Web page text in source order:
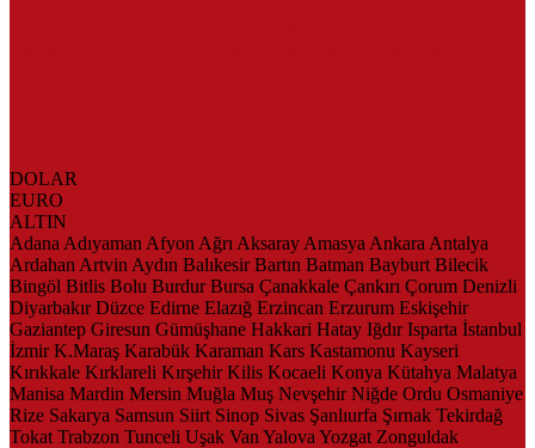
DOLAR
EURO
ALTIN
Adana Adıyaman Afyon Ağrı Aksaray Amasya Ankara Antalya
Ardahan Artvin Aydın Balıkesir Bartın Batman Bayburt Bilecik
Bingöl Bitlis Bolu Burdur Bursa Çanakkale Çankırı Çorum Denizli
Diyarbakır Düzce Edirne Elazığ Erzincan Erzurum Eskişehir
Gaziantep Giresun Gümüşhane Hakkari Hatay Iğdır Isparta İstanbul
İzmir K.Maraş Karabük Karaman Kars Kastamonu Kayseri
Kırıkkale Kırklareli Kırşehir Kilis Kocaeli Konya Kütahya Malatya
Manisa Mardin Mersin Muğla Muş Nevşehir Niğde Ordu Osmaniye
Rize Sakarya Samsun Siirt Sinop Sivas Şanlıurfa Şırnak Tekirdağ
Tokat Trabzon Tunceli Uşak Van Yalova Yozgat Zonguldak